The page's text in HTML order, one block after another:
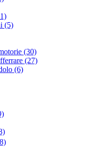
(5)
(30)
(27)
(6)